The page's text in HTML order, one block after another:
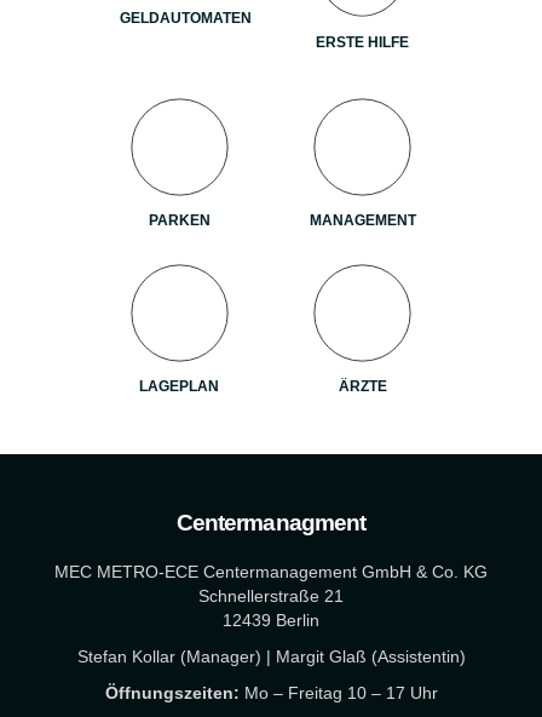
GELDAUTOMATEN
ERSTE HILFE
PARKEN
LAGEPLAN
MANAGEMENT
ÄRZTE
Centermanagment
MEC METRO-ECE Centermanagement GmbH & Co. KG
Schnellerstraße 21
12439 Berlin
Stefan Kollar (Manager) | Margit Glaß (Assistentin)
Öffnungszeiten: Mo – Freitag 10 – 17 Uhr